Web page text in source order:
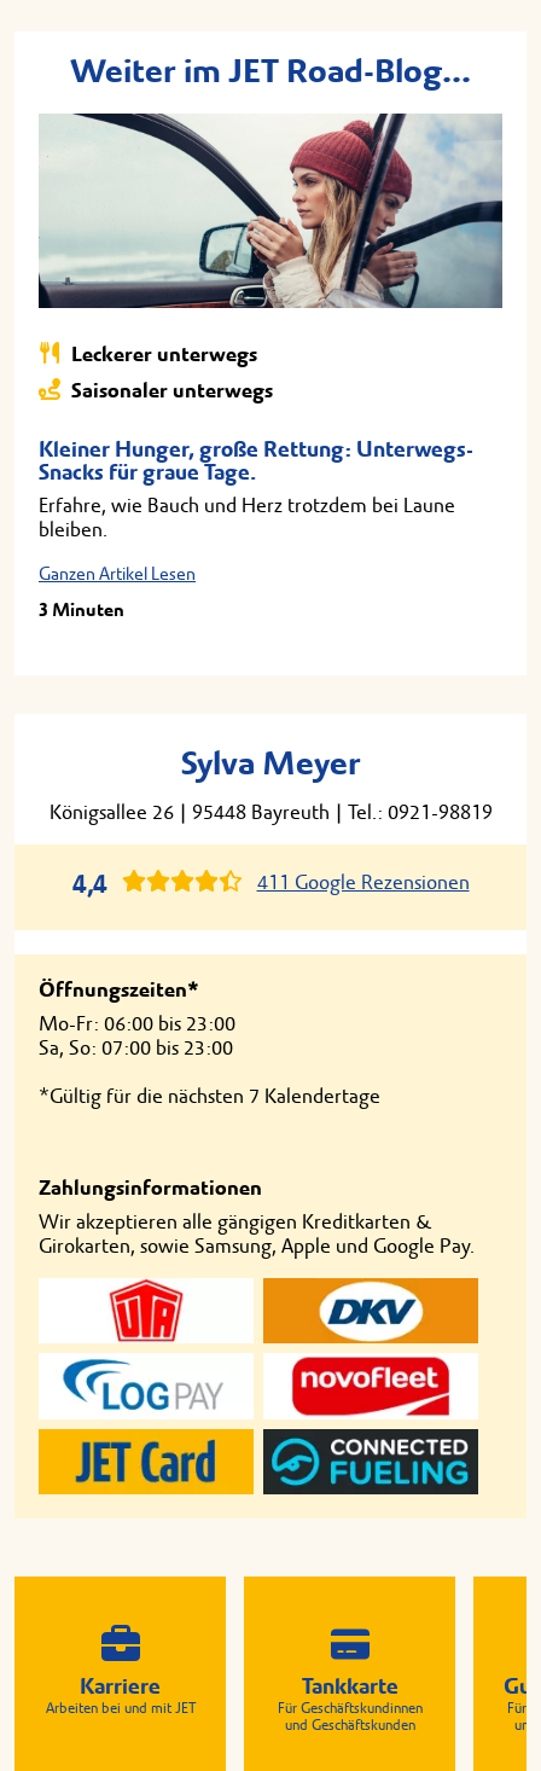
Weiter im JET Road-Blog...
Leckerer unterwegs
Saisonaler unterwegs
Kleiner Hunger, große Rettung: Unterwegs-
Snacks für graue Tage.
Erfahre, wie Bauch und Herz trotzdem bei Laune
bleiben.
Ganzen Artikel Lesen
3 Minuten
Sylva Meyer
Königsallee 26| 95448 Bayreuth | Tel.: 0921-98819
4,4 411 Google Rezensionen
Öffnungszeiten*
Mo-Fr: 06:00 bis 23:00
Sa, So: 07:00 bis 23:00
*Gültig für die nächsten 7 Kalendertage
Zahlungsinformationen
Wir akzeptieren alle gängigen Kreditkarten &
Girokarten, sowie Samsung, Apple und Google Pay.
Karriere
Arbeiten bei und mit JET
Tankkarte
Für Geschäftskundinnen
und Geschäftskunden
Für
und